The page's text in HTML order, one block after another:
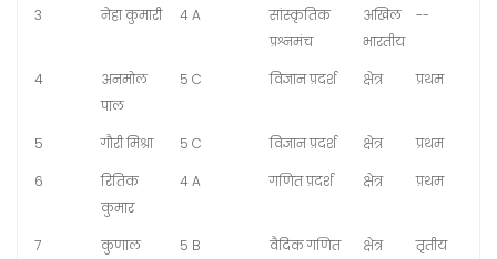
3 नेहा कुमारी 4 A
सांस्कृतिक
प्रश्नमंच
अखिल
भारतीय
--
4
अनमोल
पाल
5 C विज्ञान प्रदर्श क्षेत्र प्रथम
5 गौरी मिश्रा 5 C विज्ञान प्रदर्श क्षेत्र
प्रथम
6
रितिक
कुमार
4 A गणित प्रदर्श क्षेत्र प्रथम
7
कुणाल
5 B वैदिक गणित क्षेत्र तृतीय